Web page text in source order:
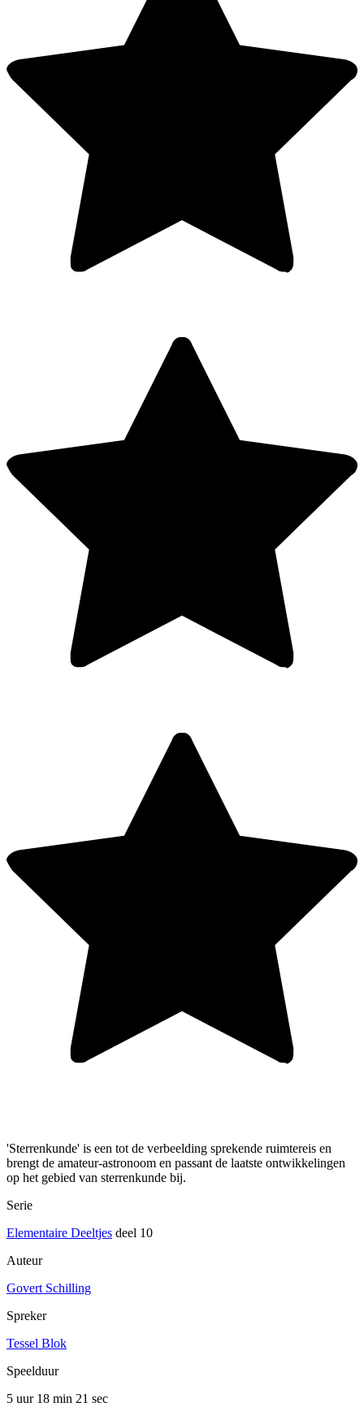
'Sterrenkunde' is een tot de verbeelding sprekende ruimtereis en
brengt de amateur-astronoom en passant de laatste ontwikkelingen
op het gebied van sterrenkunde bij.
Serie
Elementaire Deeltjes deel 10
Auteur
Govert Schilling
Spreker
Tessel Blok
Speelduur
5 uur 18 min 21 sec